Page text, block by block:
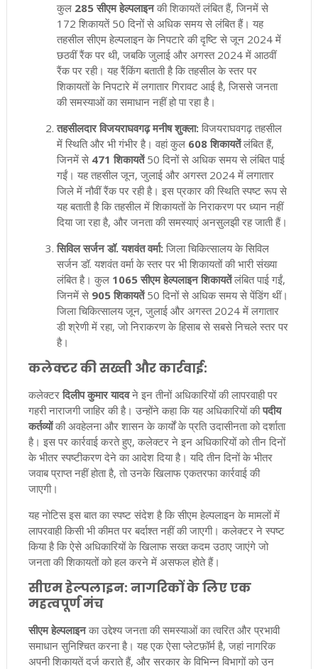
कुल 285 सीएम हेल्पलाइनकी शिकायतें लंबित हैं, जिनमें से
172 शिकायतें 50 दिनों से अधिक समय से लंबित हैं। यह
तहसील सीएम हेल्पलाइन के निपटारे की दृष्टि से जून 2024 में
छठवीं रैंक पर थी, जबकि जुलाई और अगस्त 2024 में आठवीं
रैंक पर रही। यह रैंकिंग बताती है कि तहसील के स्तर पर
शिकायतों के निपटारे में लगातार गिरावट आई है, जिससे जनता
की समस्याओं का समाधान नहीं हो पा रहा है।
तहसीलदार विजयराघवगढ़ मनीष शुक्ला:विजयराघवगढ़ तहसील
में स्थिति और भी गंभीर है। वहां कुल 608 शिकायतेंलंबित हैं,
जिनमें से 471 शिकायतें50 दिनों से अधिक समय से लंबित पाई
गईं। यह तहसील जून, जुलाई और अगस्त 2024 में लगातार
जिले में नौवीं रैंक पर रही है। इस प्रकार की स्थिति स्पष्ट रूप से
यह बताती है कि तहसील में शिकायतों के निराकरण पर ध्यान नहीं
दिया जा रहा है, और जनता की समस्याएं अनसुलझी रह जाती हैं।
सिविल सर्जन डॉ. यशवंत वर्मा:जिला चिकित्सालय के सिविल
सर्जन डॉ. यशवंत वर्मा के स्तर पर भी शिकायतों की भारी संख्या
लंबित है। कुल 1065 सीएम हेल्पलाइन शिकायतेंलंबित पाई गईं,
जिनमें से 905 शिकायतें50 दिनों से अधिक समय से पेंडिंग थीं।
जिला चिकित्सालय जून, जुलाई और अगस्त 2024 में लगातार
डी श्रेणी में रहा, जो निराकरण के हिसाब से सबसे निचले स्तर पर
है।
कलेक्टर की सख्ती और कार्रवाई:
कलेक्टर दिलीप कुमार यादवने इन तीनों अधिकारियों की लापरवाही पर
गहरी नाराजगी जाहिर की है। उन्होंने कहा कि यह अधिकारियों कीपदीय
कर्तव्योंकी अवहेलना और शासन के कार्यों के प्रति उदासीनता को दर्शाता
है। इस पर कार्रवाई करते हुए, कलेक्टर ने इन अधिकारियों को तीन दिनों
के भीतर स्पष्टीकरण देने का आदेश दिया है। यदि तीन दिनों के भीतर
जवाब प्राप्त नहीं होता है, तो उनके खिलाफ एकतरफा कार्रवाई की
जाएगी।
यह नोटिस इस बात का स्पष्ट संदेश है कि सीएम हेल्पलाइन के मामलों में
लापरवाही किसी भी कीमत पर बर्दाश्त नहीं की जाएगी। कलेक्टर ने स्पष्ट
किया है कि ऐसे अधिकारियों के खिलाफ सख्त कदम उठाए जाएंगे जो
जनता की शिकायतों को हल करने में असफल होते हैं।
सीएम हेल्पलाइन: नागरिकों के लिए एक
महत्वपूर्ण मंच
सीएम हेल्पलाइनका उद्देश्य जनता की समस्याओं का त्वरित और प्रभावी
समाधान सुनिश्चित करना है। यह एक ऐसा प्लेटफ़ॉर्म है, जहां नागरिक
अपनी शिकायतें दर्ज कराते हैं, और सरकार के विभिन्न विभागों को उन